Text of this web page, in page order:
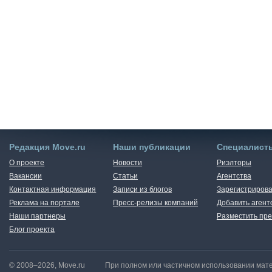
Редакция Move.ru
О проекте
Вакансии
Контактная информация
Реклама на портале
Наши партнеры
Блог проекта
Наши публикации
Новости
Статьи
Записи из блогов
Пресс-релизы компаний
Риэлторы
Агентства
Добавить
Разместить
© 2008–2026, Move.ru При полном или частичном использовании